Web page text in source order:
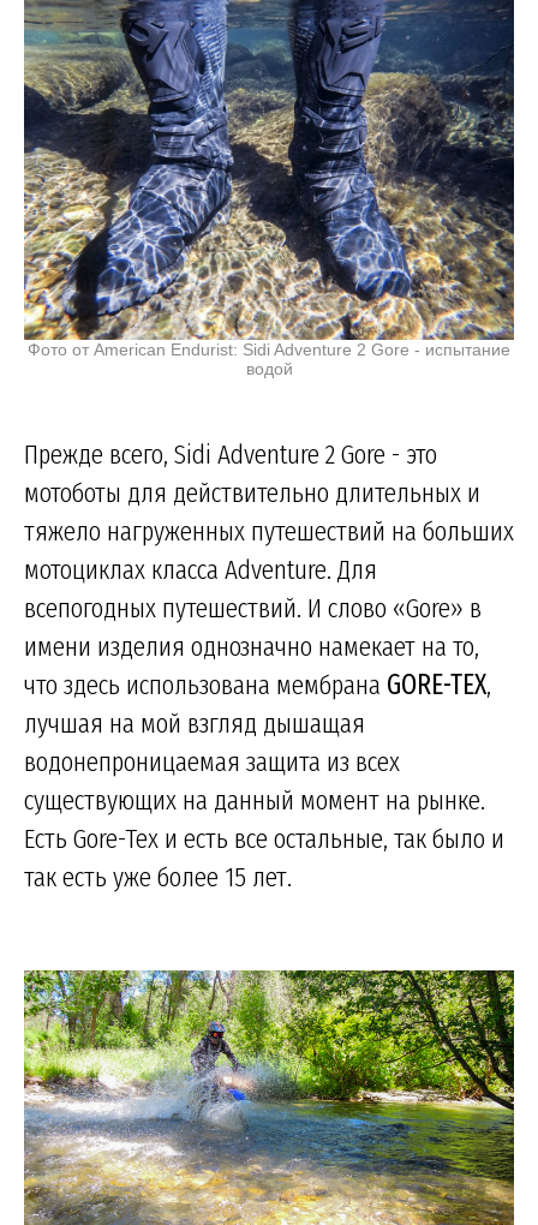
Фото от American Endurist: Sidi Adventure 2 Gore - испытание
водой
Прежде всего, Sidi Adventure 2 Gore - это
мотоботы для действительно длительных и
тяжело нагруженных путешествий на больших
мотоциклах класса Adventure. Для
всепогодных путешествий. И слово «Gore» в
имени изделия однозначно намекает на то,
что здесь использована мембрана GORE-TEX,
лучшая на мой взгляд дышащая
водонепроницаемая защита из всех
существующих на данный момент на рынке.
Есть Gore-Tex и есть все остальные, так было и
так есть уже более 15 лет.